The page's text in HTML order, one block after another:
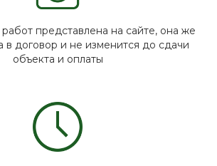
представлена на сайте, она же
в договор и не изменится до сдачи
объекта и оплаты